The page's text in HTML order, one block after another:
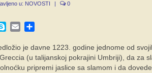
u: NOVOSTI | 0
SkypeEmail
je davne 1223. godine jednome od
(u talijanskoj pokrajini Umbriji), da za
pripremi jaslice sa slamom i da